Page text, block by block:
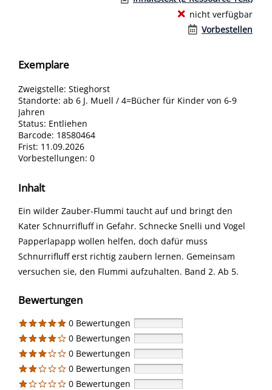
nicht verfügbar
Vorbestellen
Exemplare
Zweigstelle: Stieghorst
Standorte: ab 6 J. Muell / 4=Bücher für Kinder von 6-9
Jahren
Status: Entliehen
Barcode: 18580464
Frist: 11.09.2026
Vorbestellungen: 0
Inhalt
Ein wilder Zauber-Flummi taucht auf und bringt den
Kater Schnurrifluff in Gefahr. Schnecke Snelli und Vogel
Papperlapapp wollen helfen, doch dafür muss
Schnurrifluff erst richtig zaubern lernen. Gemeinsam
versuchen sie, den Flummi aufzuhalten. Band 2. Ab 5.
Bewertungen
0 Bewertungen
0 Bewertungen
0 Bewertungen
0 Bewertungen
0 Bewertungen